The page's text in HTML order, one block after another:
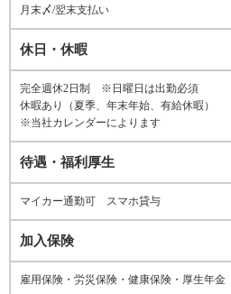
月末〆/翌末支払い
休日・休暇
完全週休2日制 ※日曜日は出勤必須
休暇あり（夏季、年末年始、有給休暇）
※当社カレンダーによります
待遇・福利厚生
マイカー通勤可 スマホ貸与
加入保険
雇用保険・労災保険・健康保険・厚生年金